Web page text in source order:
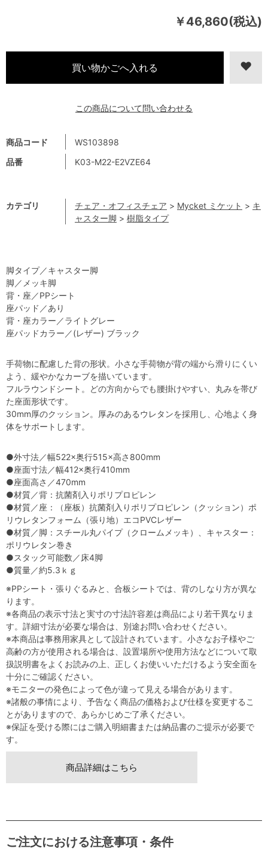
￥46,860(税込)
商品コード
WS103898
品番
K03-M22-E2VZE64
カテゴリ チェア・オフィスチェア > Mycket ミケット > キ
ャスター脚 > 樹脂タイプ
この商品について問い合わせる
脚タイプ／キャスター脚
脚／メッキ脚
背・座／PPシート
座パッド／あり
背・座カラー／ライトグレー
座パッドカラー／(レザー) ブラック
手荷物に配慮した背の形状。小さな手荷物が背の端から滑りにくい
よう、緩やかなカーブを描いています。
フルラウンドシート。どの方向からでも腰掛けやすい、丸みを帯び
た座面形状です。
30mm厚のクッション。厚みのあるウレタンを採用し、心地よく身
体をサポートします。
●外寸法／幅522×奥行515×高さ800mm
●座面寸法／幅412×奥行410mm
●座面高さ／470mm
●材質／背：抗菌剤入りポリプロピレン
●材質／座：（座板）抗菌剤入りポリプロピレン（クッション）ポ
リウレタンフォーム（張り地）エコPVCレザー
●材質／脚：スチール丸パイプ（クロームメッキ）、キャスター：
ポリウレタン巻き
●スタック可能数／床4脚
●質量／約5.3ｋｇ
※PPシート・張りぐるみと、合板シートでは、背のしなり方が異な
ります。
※各商品の表示寸法と実寸の寸法許容差は商品により若干異なりま
す。詳細寸法が必要な場合は、別途お問い合わせください。
※本商品は事務用家具として設計されています。小さなお子様やご
高齢の方が使用される場合は、設置場所や使用方法などについて取
扱説明書をよくお読みの上、正しくお使いいただけるよう安全面を
十分にご確認ください。
※モニターの発色によって色が違って見える場合があります。
※諸般の事情により、予告なく商品の価格および仕様を変更するこ
とがありますので、あらかじめご了承ください。
※保証を受ける際にはご購入明細書または納品書のご提示が必要で
す。
商品詳細はこちら
ご注文における注意事項・条件